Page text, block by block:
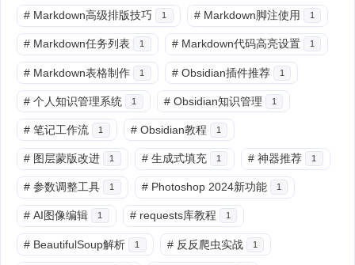
# Markdown高级排版技巧 1 # Markdown脚注使用 1
# Markdown任务列表 1 # Markdown代码高亮设置 1
# Markdown表格制作 1 # Obsidian插件推荐 1
# 个人知识管理系统 1 # Obsidian知识管理 1
# 笔记工作流 1 # Obsidian教程 1
# 图层蒙版改进 1 # 生成式填充 1 # 神器推荐 1
# 参数调整工具 1 # Photoshop 2024新功能 1
# AI图像编辑 1 # requests库教程 1
# BeautifulSoup解析 1 # 反反爬虫实战 1